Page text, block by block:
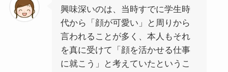
興味深いのは、当時すでに学生時
代から「顔が可愛い」と周りから
言われることが多く、本人もそれ
を真に受けて「顔を活かせる仕事
に就こう」と考えていたというこ